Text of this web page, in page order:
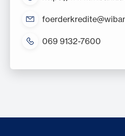
Das sind Deine nächsten
069 9132-7600